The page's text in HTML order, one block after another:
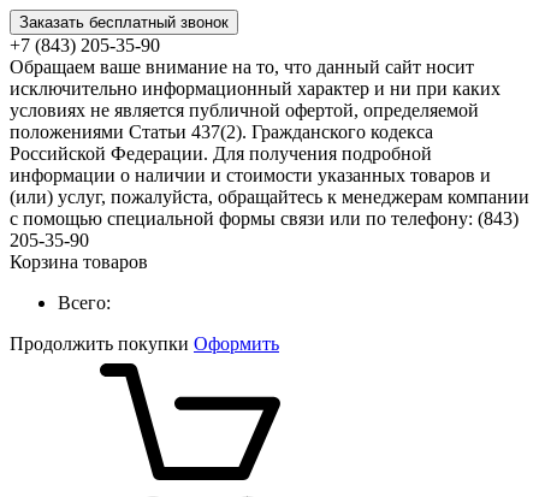
Заказать бесплатный звонок
+7 (843) 205-35-90
Обращаем ваше внимание на то, что данный сайт носит
исключительно информационный характер и ни при каких
условиях не является публичной офертой, определяемой
положениями Статьи 437(2). Гражданского кодекса
Российской Федерации. Для получения подробной
информации о наличии и стоимости указанных товаров и
(или) услуг, пожалуйста, обращайтесь к менеджерам компании
с помощью специальной формы связи или по телефону: (843)
205-35-90
Корзина товаров
Всего:
Продолжить покупки Оформить